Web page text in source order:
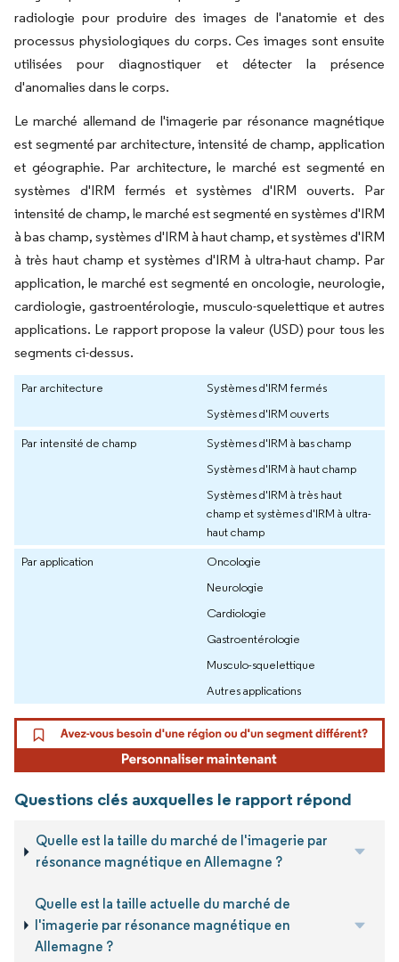
radiologie pour produire des images de l'anatomie et des
processus physiologiques du corps. Ces images sont ensuite
utilisées pour diagnostiquer et détecter la présence
d'anomalies dans le corps.
Le marché allemand de l'imagerie par résonance magnétique
est segmenté par architecture, intensité de champ, application
et géographie. Par architecture, le marché est segmenté en
systèmes d'IRM fermés et systèmes d'IRM ouverts. Par
intensité de champ, le marché est segmenté en systèmes d'IRM
à bas champ, systèmes d'IRM à haut champ, et systèmes d'IRM
à très haut champ et systèmes d'IRM à ultra-haut champ. Par
application, le marché est segmenté en oncologie, neurologie,
cardiologie, gastroentérologie, musculo-squelettique et autres
applications. Le rapport propose la valeur (USD) pour tous les
segments ci-dessus.
Par architecture
Systèmes d'IRM fermés
Systèmes d'IRM ouverts
Par intensité de champ
Systèmes d'IRM à bas champ
Systèmes d'IRM à haut champ
Systèmes d'IRM à très haut
champ et systèmes d'IRM à ultra-
haut champ
Par application
Oncologie
Neurologie
Cardiologie
Gastroentérologie
Musculo-squelettique
Autres applications
Questions clés auxquelles le rapport répond
Quelle est la taille du marché de l'imagerie par
résonance magnétique en Allemagne ?
Quelle est la taille actuelle du marché de
l'imagerie par résonance magnétique en
Allemagne ?